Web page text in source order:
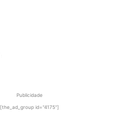
Publicidade
[the_ad_group id="4175"]